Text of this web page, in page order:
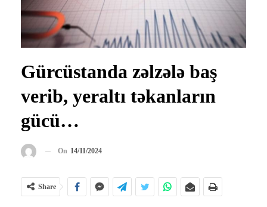
Gürcüstanda zəlzələ baş
verib, yeraltı təkanların
gücü…
On 14/11/2024
Share